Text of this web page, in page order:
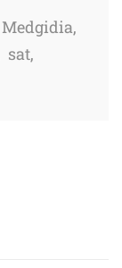
Medgidia,
sat,